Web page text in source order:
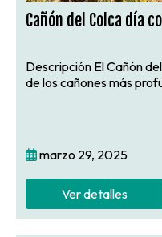
Cañón del Colca día
Descripción El Cañón
de los cañones más
marzo 29, 2025
Ver detalles